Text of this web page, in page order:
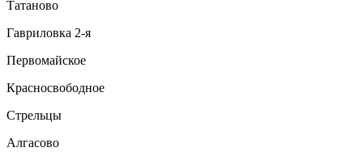
Татаново
Гавриловка 2-я
Первомайское
Красносвободное
Стрельцы
Алгасово